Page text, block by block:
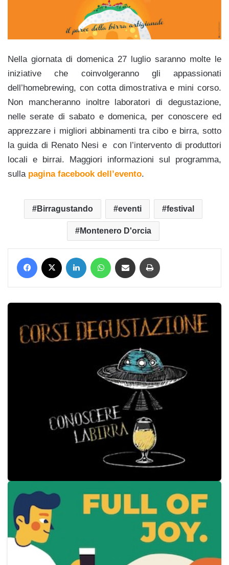
Nella giornata di domenica 27 luglio saranno molte le
iniziative che coinvolgeranno gli appassionati
dell’homebrewing, con cotta dimostrativa e mini corso.
Non mancheranno inoltre laboratori di degustazione,
nelle serate di sabato e domenica, per conoscere ed
apprezzare i migliori abbinamenti tra cibo e birra, sotto
la guida di Renato Nesi e con l’intervento di produttori
locali e birrai. Maggiori informazioni sul programma,
sullapagina facebook dell’evento.
Birragustando eventi festival
Montenero D'orcia
Facebook LinkedIn WhatsApp Condividi via mail